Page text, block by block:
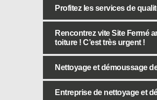
Profitez les services de
Rencontrez vite Site Fermé
toiture ! C’est très urgent !
Nettoyage et démoussage
Entreprise de nettoyage et